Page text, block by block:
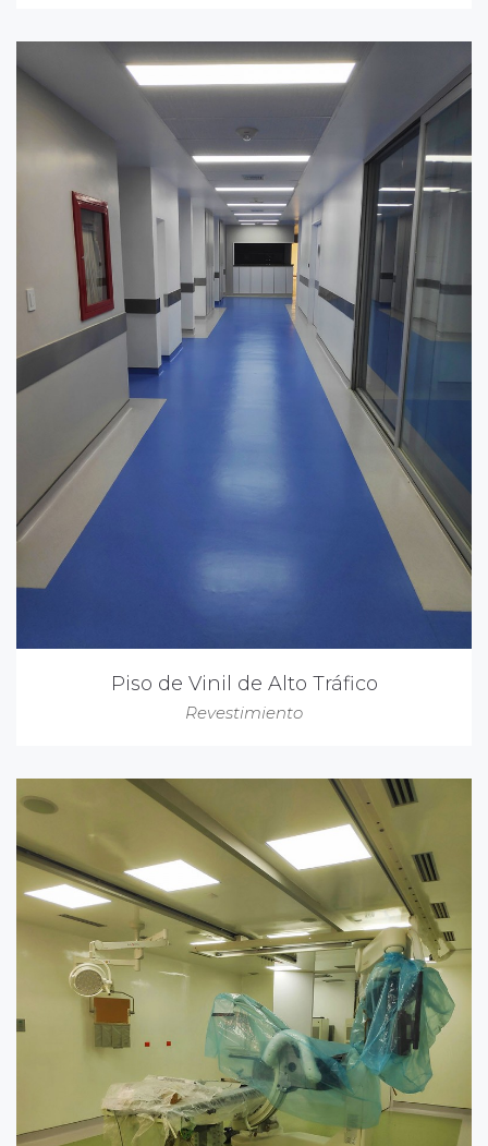
Piso de Vinil de Alto Tráfico
Revestimiento